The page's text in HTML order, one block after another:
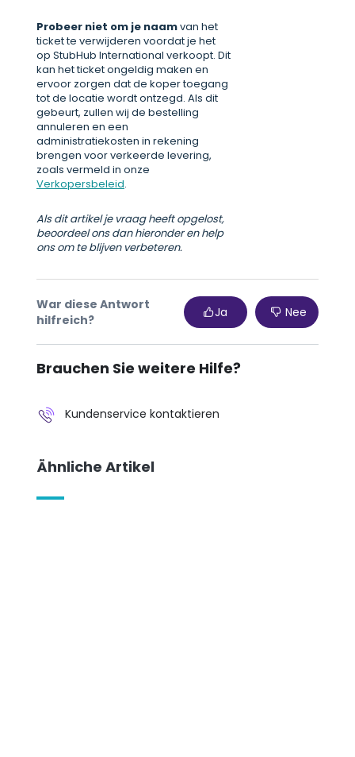
Probeer niet om je naamvan het
ticket te verwijderen voordat je het
op StubHub International verkoopt. Dit
kan het ticket ongeldig maken en
ervoor zorgen dat de koper toegang
tot de locatie wordt ontzegd. Als dit
gebeurt, zullen wij de bestelling
annuleren en een
administratiekosten in rekening
brengen voor verkeerde levering,
zoals vermeld in onze
Verkopersbeleid.
Als dit artikel je vraag heeft opgelost,
beoordeel ons dan hieronder en help
ons om te blijven verbeteren.
War diese Antwort
hilfreich?
Ja Nee
Brauchen Sie weitere Hilfe?
Kundenservice kontaktieren
Ähnliche Artikel